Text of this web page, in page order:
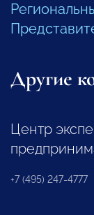
Другие
Центр
+7 (495) 247-4777